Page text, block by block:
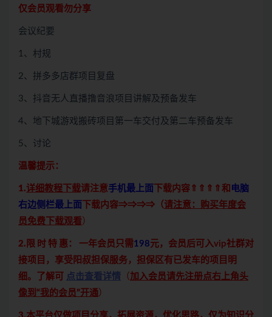
仅会员观看勿分享
会议纪要
1、村规
2、拼多多店群项目复盘
3、抖音无人直播撸音浪项目讲解及预备发车
4、地下城游戏搬砖项目第一车交付及第二车预备发车
5、讨论
温馨提示：
1.详细教程下载请注意手机最上面 下载内容⇑⇑⇑⇑和 电脑
右边侧栏最上面
下载内容⇒⇒⇒⇒（请注意：购买年度会
员免费下载观看）
2.限 时 特 惠： 一年会员只需198元，会员后可入vip社群对
接项目，享受阳叔担保服务，担保区有已发车的项目明
细。了解可
点击查看详情 （ 加入会员请先注册点右上角头
像到“我的会员”开通）